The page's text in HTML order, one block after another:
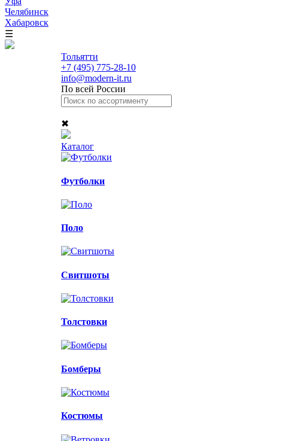
Челябинск
Хабаровск
☰
Тольятти
+7 (495) 775-28-10
info@modern-it.ru
По всей России
✖
Каталог
Футболки
Поло
Свитшоты
Толстовки
Бомберы
Костюмы